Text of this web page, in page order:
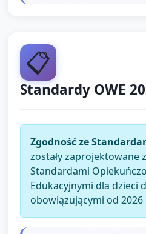
📋
Standardy OWE
Zgodność ze
zostały zaprojektowane
Standardami
Edukacyjnymi dla dzieci
obowiązującymi od